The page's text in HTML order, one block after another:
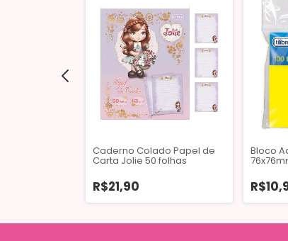
Caderno Colado Papel de
Carta Jolie 50 folhas
R$21,90
Bloco